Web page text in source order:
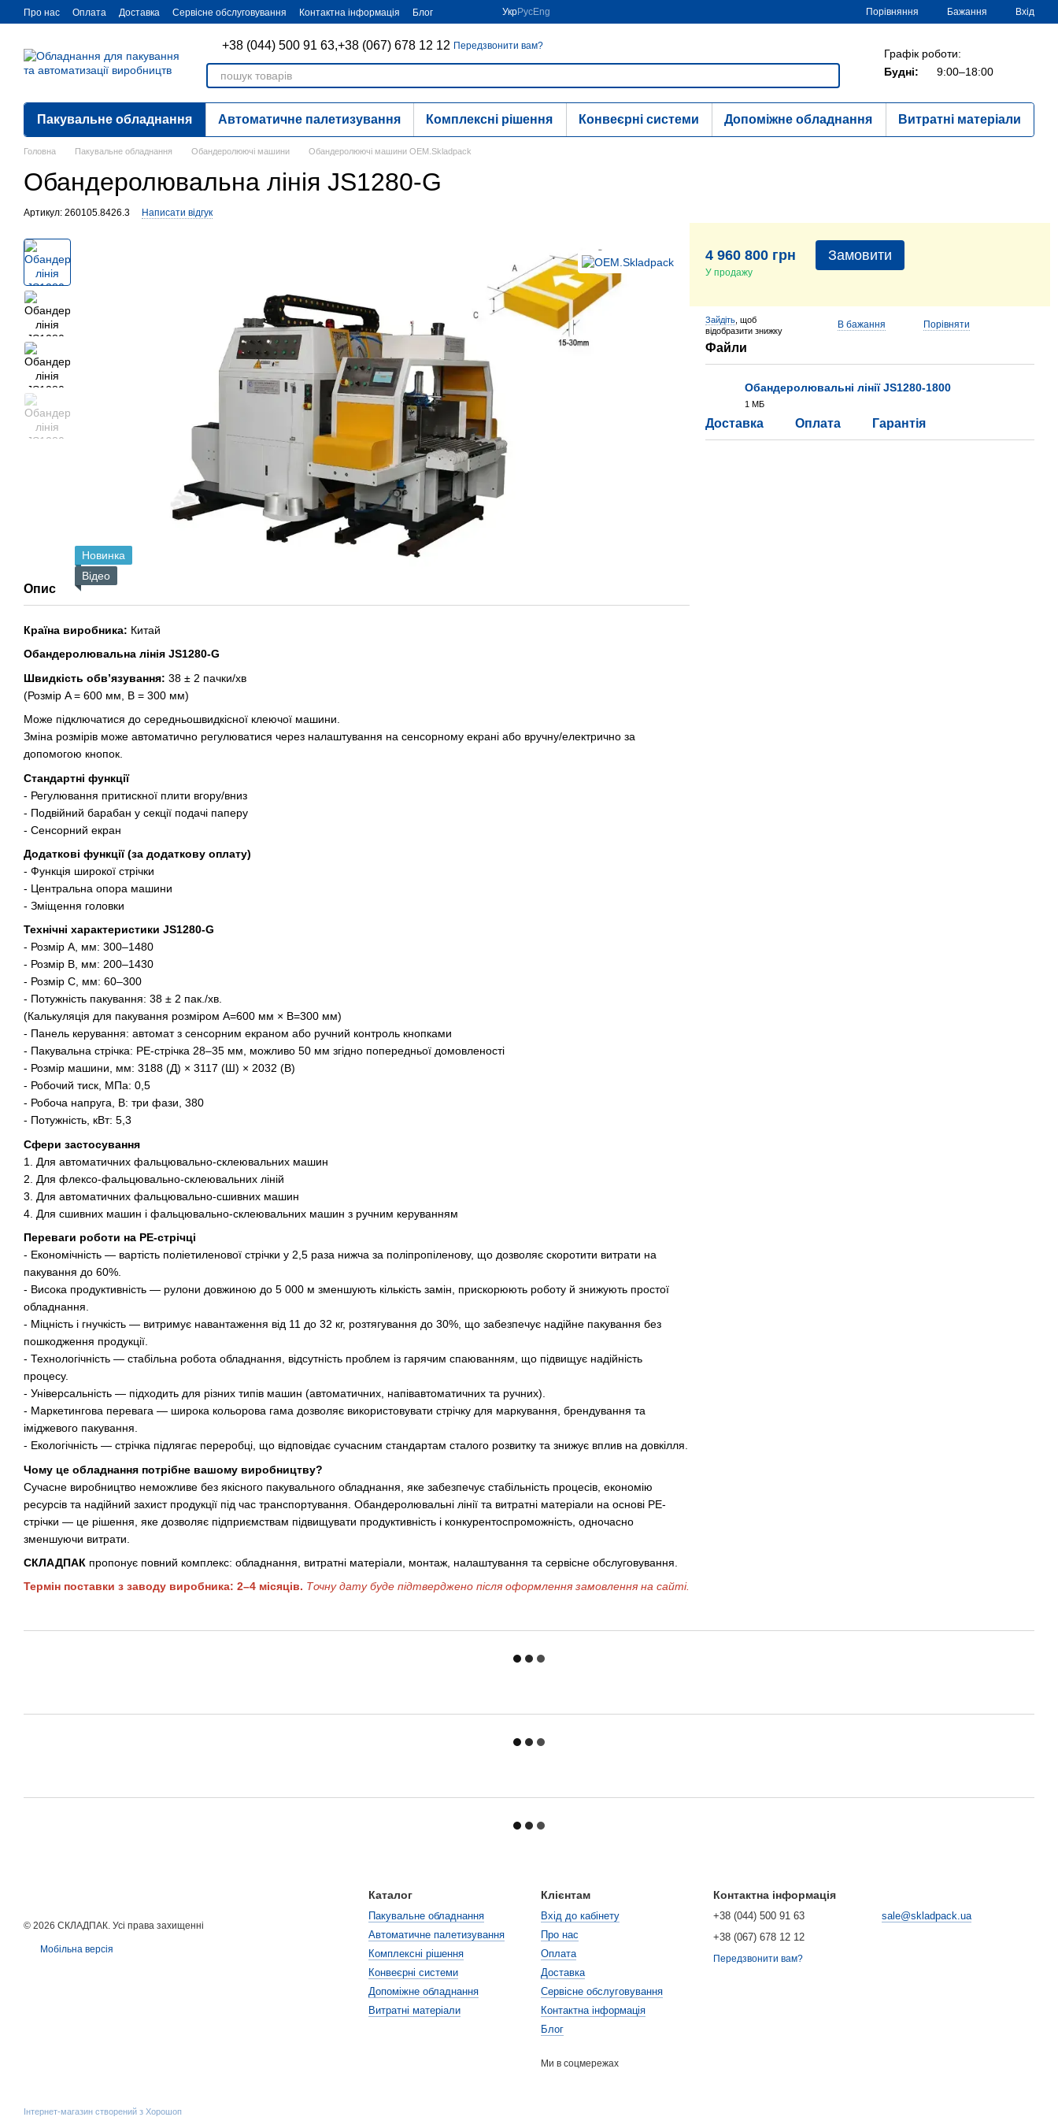
Перейти до основного контенту
Про нас Оплата Доставка Сервісне обслуговування Контактна інформація Блог УкрРусEng Порівняння Бажання Вхід
+38 (044) 500 91 63,+38 (067) 678 12 12 Передзвонити вам?
Графік роботи:
Будні:
9:00–18:00
Пакувальне обладнання Автоматичне палетизування Комплексні рішення Конвеєрні системи Допоміжне обладнання Витратні матеріали
Головна Пакувальне обладнання Обандеролюючі машини Обандеролюючі машини OEM.Skladpack
Обандеролювальна лінія JS1280-G
Артикул: 260105.8426.3 Написати відгук
Новинка
Відео
Опис
Країна виробника: Китай
Обандеролювальна лінія JS1280-G
Швидкість обв’язування: 38 ± 2 пачки/хв
(Розмір A = 600 мм, B = 300 мм)
Може підключатися до середньошвидкісної клеючої машини.
Зміна розмірів може автоматично регулюватися через налаштування на сенсорному екрані або вручну/електрично за
допомогою кнопок.
Стандартні функції
- Регулювання притискної плити вгору/вниз
- Подвійний барабан у секції подачі паперу
- Сенсорний екран
Додаткові функції (за додаткову оплату)
- Функція широкої стрічки
- Центральна опора машини
- Зміщення головки
Технічні характеристики JS1280-G
- Розмір A, мм: 300–1480
- Розмір B, мм: 200–1430
- Розмір C, мм: 60–300
- Потужність пакування: 38 ± 2 пак./хв.
(Калькуляція для пакування розміром A=600 мм × B=300 мм)
- Панель керування: автомат з сенсорним екраном або ручний контроль кнопками
- Пакувальна стрічка: PE-стрічка 28–35 мм, можливо 50 мм згідно попередньої домовленості
- Розмір машини, мм: 3188 (Д) × 3117 (Ш) × 2032 (В)
- Робочий тиск, МПа: 0,5
- Робоча напруга, В: три фази, 380
- Потужність, кВт: 5,3
Сфери застосування
1. Для автоматичних фальцювально-склеювальних машин
2. Для флексо-фальцювально-склеювальних ліній
3. Для автоматичних фальцювально-сшивних машин
4. Для сшивних машин і фальцювально-склеювальних машин з ручним керуванням
Переваги роботи на PE-стрічці
- Економічність — вартість поліетиленової стрічки у 2,5 раза нижча за поліпропіленову, що дозволяє скоротити витрати на
пакування до 60%.
- Висока продуктивність — рулони довжиною до 5 000 м зменшують кількість замін, прискорюють роботу й знижують простої
обладнання.
- Міцність і гнучкість — витримує навантаження від 11 до 32 кг, розтягування до 30%, що забезпечує надійне пакування без
пошкодження продукції.
- Технологічність — стабільна робота обладнання, відсутність проблем із гарячим спаюванням, що підвищує надійність
процесу.
- Універсальність — підходить для різних типів машин (автоматичних, напівавтоматичних та ручних).
- Маркетингова перевага — широка кольорова гама дозволяє використовувати стрічку для маркування, брендування та
іміджевого пакування.
- Екологічність — стрічка підлягає переробці, що відповідає сучасним стандартам сталого розвитку та знижує вплив на довкілля.
Чому це обладнання потрібне вашому виробництву?
Сучасне виробництво неможливе без якісного пакувального обладнання, яке забезпечує стабільність процесів, економію
ресурсів та надійний захист продукції під час транспортування. Обандеролювальні лінії та витратні матеріали на основі PE-
стрічки — це рішення, яке дозволяє підприємствам підвищувати продуктивність і конкурентоспроможність, одночасно
зменшуючи витрати.
СКЛАДПАК пропонує повний комплекс: обладнання, витратні матеріали, монтаж, налаштування та сервісне обслуговування.
Термін поставки з заводу виробника: 2–4 місяців. Точну дату буде підтверджено після оформлення замовлення на сайті.
4 960 800 грн
У продажу
Замовити
Зайдіть , щоб
відобразити знижку
В бажання Порівняти
Файли
Обандеролювальні лінії JS1280-1800
1 МБ
Доставка Оплата Гарантія
© 2026 СКЛАДПАК. Усі права захищенні
Мобільна версія
Інтернет-магазин створений з Хорошоп
Каталог
Пакувальне обладнання
Автоматичне палетизування
Комплексні рішення
Конвеєрні системи
Допоміжне обладнання
Витратні матеріали
Клієнтам
Вхід до кабінету
Про нас
Оплата
Доставка
Сервісне обслуговування
Контактна інформація
Блог
Ми в соцмережах
Контактна інформація
+38 (044) 500 91 63
+38 (067) 678 12 12
Передзвонити вам?
sale@skladpack.ua